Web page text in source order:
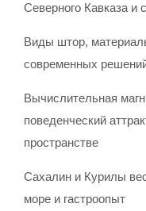
Северного Кавказа и
Виды штор,
современных
Вычислительная
поведенческий
пространстве
Сахалин и Курилы
море и гастроопыт